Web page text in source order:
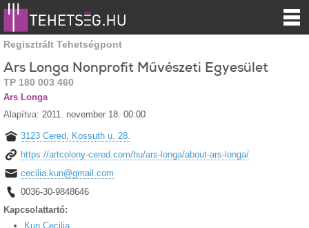
Regisztrált Tehetségpont
Ars Longa Nonprofit Művészeti Egyesület
TP 180 003 460
Ars Longa
Alapítva: 2011. november 18. 00:00
3123 Cered, Kossuth u. 28.
https://artcolony-cered.com/hu/ars-longa/about-ars-longa/
cecilia.kun@gmail.com
0036-30-9848646
Kapcsolattartó:
Kun Cecilia